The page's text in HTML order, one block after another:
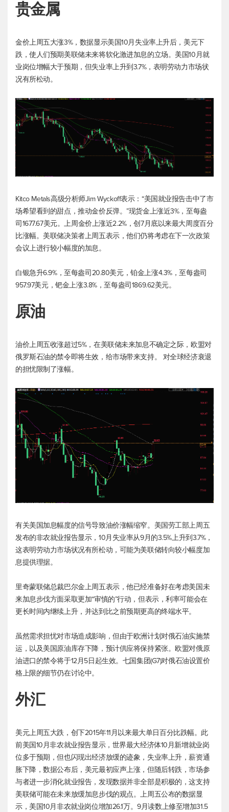
贵金属
金价上周五大涨3%，数据显示美国10月失业率上升后，美元下
跌，使人们预期美联储未来将软化激进加息的立场。美国10月就
业岗位增幅大于预期，但失业率上升到3.7%，表明劳动力市场状
况有所松动。
Kitco Metals高级分析师Jim Wyckoff表示：“美国就业报告击中了市
场希望看到的甜点，推动金价反弹。”现货金上涨近3%，至每盎
司1677.67美元。上周金价上涨近2.2%，创7月底以来最大周度百分
比涨幅。美联储决策者上周五表示，他们仍将考虑在下一次政策
会议上进行较小幅度的加息。
白银急升6.9%，至每盎司20.80美元，铂金上涨4.3%，至每盎司
957.97美元，钯金上涨3.8%，至每盎司1869.62美元。
原油
油价上周五收涨超过5%，在美联储未来加息不确定之际，欧盟对
俄罗斯石油的禁令即将生效，给市场带来支持。 对全球经济衰退
的担忧限制了涨幅。
有关美国加息幅度的信号导致油价涨幅缩窄。美国劳工部上周五
发布的非农就业报告显示，10月失业率从9月的3.5%上升到3.7%，
这表明劳动力市场状况有所松动，可能为美联储转向较小幅度加
息提供理据。
里奇蒙联储总裁巴尔金上周五表示，他已经准备好在考虑美国未
来加息步伐方面采取更加“审慎的”行动，但表示，利率可能会在
更长时间内继续上升，并达到比之前预期更高的终端水平。
虽然需求担忧对市场造成影响，但由于欧洲计划对俄石油实施禁
运，以及美国原油库存下降，预计供应将保持紧张。欧盟对俄原
油进口的禁令将于12月5日起生效。七国集团(G7)对俄石油设置价
格上限的细节仍在讨论中。
外汇
美元上周五大跌，创下2015年11月以来最大单日百分比跌幅。此
前美国10月非农就业报告显示，世界最大经济体10月新增就业岗
位多于预期，但也闪现出经济放缓的迹象，失业率上升，薪资通
胀下降，数据公布后，美元最初应声上涨，但随后转跌，市场参
与者进一步消化就业报告，发现数据并非全部是积极的，这支持
美联储可能在未来放缓加息步伐的观点。上周五公布的数据显
示，美国10月非农就业岗位增加26.1万。9月读数上修至增加31.5